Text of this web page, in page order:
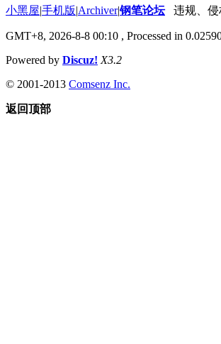
小黑屋|手机版|Archiver|钢笔论坛 违规、侵
GMT+8, 2026-8-8 00:10 , Processed in
Powered by Discuz! X3.2
© 2001-2013 Comsenz Inc.
返回顶部